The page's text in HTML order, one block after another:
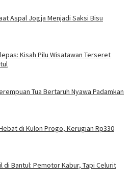
Aspal Jogja Menjadi Saksi Bisu
Kisah Pilu Wisatawan Terseret
Tua Bertaruh Nyawa Padamkan
di Kulon Progo, Kerugian Rp330
di Bantul: Pemotor Kabur, Tapi Celurit